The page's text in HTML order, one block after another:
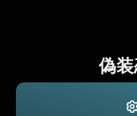
偽